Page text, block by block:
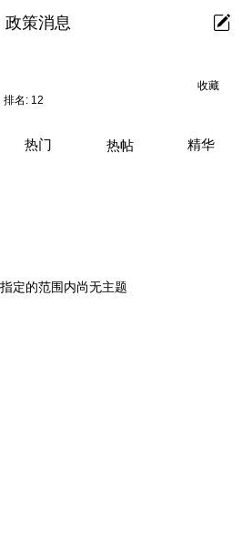
政策消息
收藏
排名: 12
热门 热帖 精华
定的范围内尚无主题